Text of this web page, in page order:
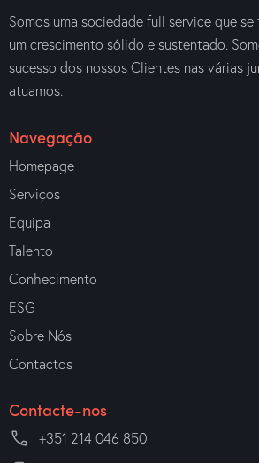
Somos uma sociedade full service que
um crescimento sólido e sustentado.
sucesso dos nossos Clientes nas várias
atuamos.
Navegação
Homepage
Serviços
Equipa
Talento
Conhecimento
ESG
Sobre Nós
Contactos
Contacte-nos
+351 214 046 850